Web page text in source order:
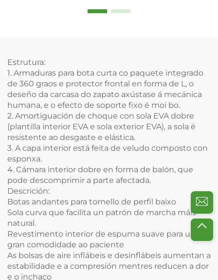
balón interior dobre
Estrutura:
1. Armaduras para bota curta co paquete integrado
de 360 graos e protector frontal en forma de L, o
deseño da carcasa do zapato axústase á mecánica
humana, e o efecto de soporte fixo é moi bo.
2. Amortiguación de choque con sola EVA dobre
(plantilla interior EVA e sola exterior EVA), a sola é
resistente ao desgaste e elástica.
3. A capa interior está feita de veludo composto con
esponxa.
4. Cámara interior dobre en forma de balón, que
pode descomprimir a parte afectada.
Descrición:
Botas andantes para tornello de perfil baixo
Sola curva que facilita un patrón de marcha máis
natural.
Revestimento interior de espuma suave para unha
gran comodidade ao paciente
As bolsas de aire inflábeis e desinflábeis aumentan a
estabilidade e a compresión mentres reducen a dor
e o inchaço